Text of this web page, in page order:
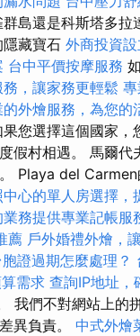
島還是科斯塔多拉
藏寶石 外商投資
台中平價按摩服務
，讓家務更輕鬆
的外燴服務，為您的
您選擇這個國家
假村相遇。 馬爾
Playa del
中心的單人房選擇，
務提供專業記帳服
薦 戶外婚禮外燴，
胞證過期怎麼處理？
需求 查詢IP地址，
我們不對網站上的
異負責。 中式外燴